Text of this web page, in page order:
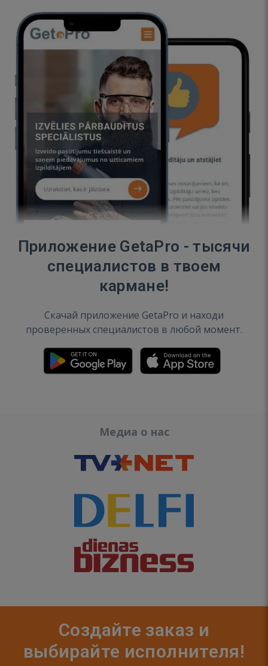
Приложение GetaPro - тысячи
специалистов в твоем
кармане!
Скачай приложение GetaPro и находи
проверенных специалистов в любой момент.
Медиа о нас
Создайте заказ и
выбирайте исполнителя!